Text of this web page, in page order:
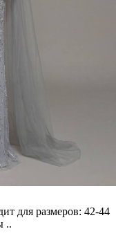
для размеров: 42-44
..